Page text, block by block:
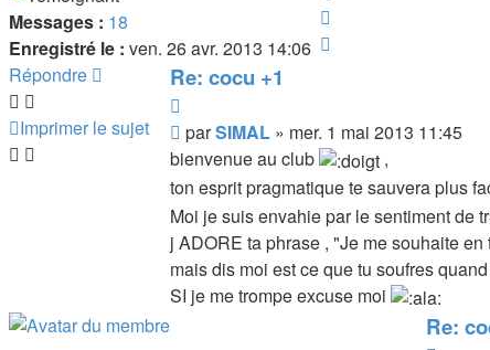
Messages : 18
Enregistré le : ven. 26 avr. 2013 14:06
Re: cocu +1
Message
parSIMAL » mer. 1 mai 2013 11:45
bienvenue au club
,
ton esprit pragmatique te sauvera plus
Moi je suis envahie par le sentiment de
j ADORE ta phrase , "Je me souhaite
mais dis moi est ce que tu soufres
SI je me trompe excuse moi
Re:
Répondre
Imprimer le sujet